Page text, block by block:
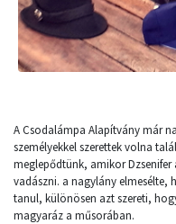
A Csodalámpa Alapítvány már
személyekkel szerettek volna
meglepődtünk, amikor Dzsenifer
vadászni. a nagylány
tanul, különösen azt szereti,
magyaráz a műsorában.